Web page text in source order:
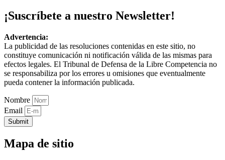
¡Suscríbete a nuestro Newsletter!
Advertencia:
La publicidad de las resoluciones contenidas en este sitio, no
constituye comunicación ni notificación válida de las mismas para
efectos legales. El Tribunal de Defensa de la Libre Competencia no
se responsabiliza por los errores u omisiones que eventualmente
pueda contener la información publicada.
Nombre
Email
Submit
Mapa de sitio